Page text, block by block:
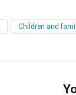
Children and